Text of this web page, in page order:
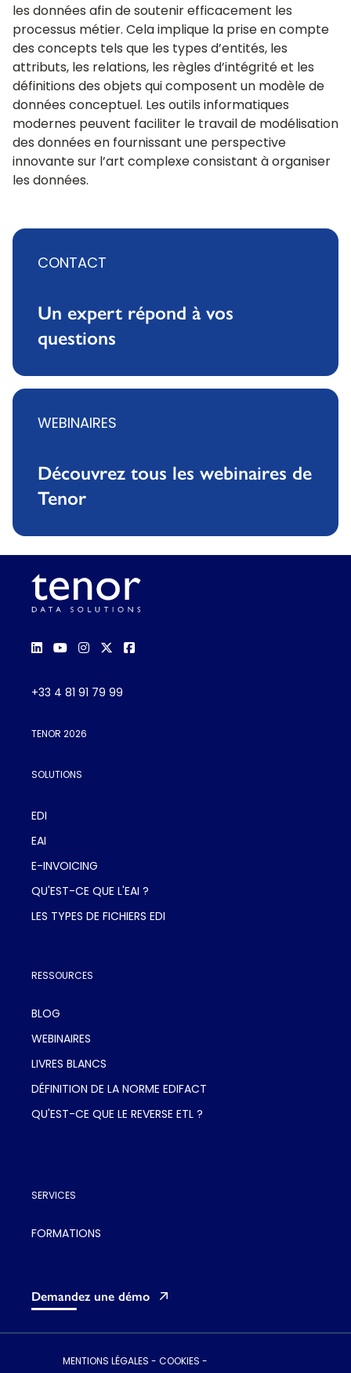
les données afin de soutenir efficacement les
processus métier. Cela implique la prise en compte
des concepts tels que les types d’entités, les
attributs, les relations, les règles d’intégrité et les
définitions des objets qui composent un modèle de
données conceptuel. Les outils informatiques
modernes peuvent faciliter le travail de modélisation
des données en fournissant une perspective
innovante sur l’art complexe consistant à organiser
les données.
CONTACT
Un expert répond à vos
questions
WEBINAIRES
Découvrez tous les webinaires de
Tenor
+33 4 81 91 79 99
TENOR 2026
SOLUTIONS
EDI
EAI
E-INVOICING
QU'EST-CE QUE L'EAI ?
LES TYPES DE FICHIERS EDI
RESSOURCES
BLOG
WEBINAIRES
LIVRES BLANCS
DÉFINITION DE LA NORME EDIFACT
QU'EST-CE QUE LE REVERSE ETL ?
SERVICES
FORMATIONS
Demandez une démo
MENTIONS LÉGALES - COOKIES -